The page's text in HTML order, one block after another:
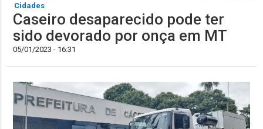
Cidades
Caseiro desaparecido pode ter
sido devorado por onça em MT
05/01/2023 - 16:31